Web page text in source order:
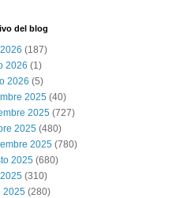
del blog
(187)
2026 (1)
2026 (5)
2025 (40)
2025 (727)
2025 (480)
2025 (780)
2025 (680)
(310)
2025 (280)